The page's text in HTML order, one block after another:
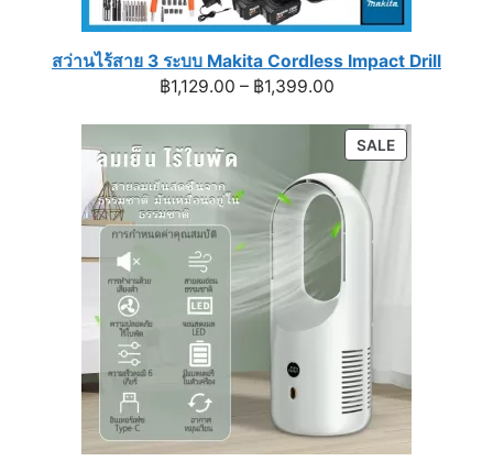
สว่านไร้สาย 3 ระบบ Makita Cordless Impact Drill
฿1,129.00 – ฿1,399.00Price
฿1,129.00
through
฿1,399.00
SALEPRODUCT
ON